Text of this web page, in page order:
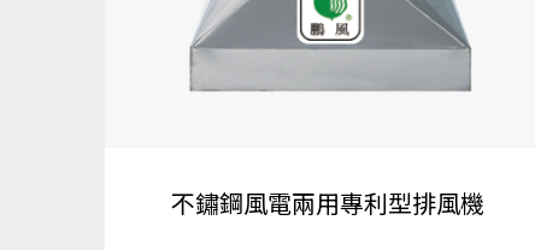
不鏽鋼風電兩用專利型排風機